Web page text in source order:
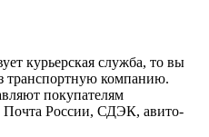
курьерская служба, то вы
транспортную компанию.
покупателям
Почта России, СДЭК, авито-